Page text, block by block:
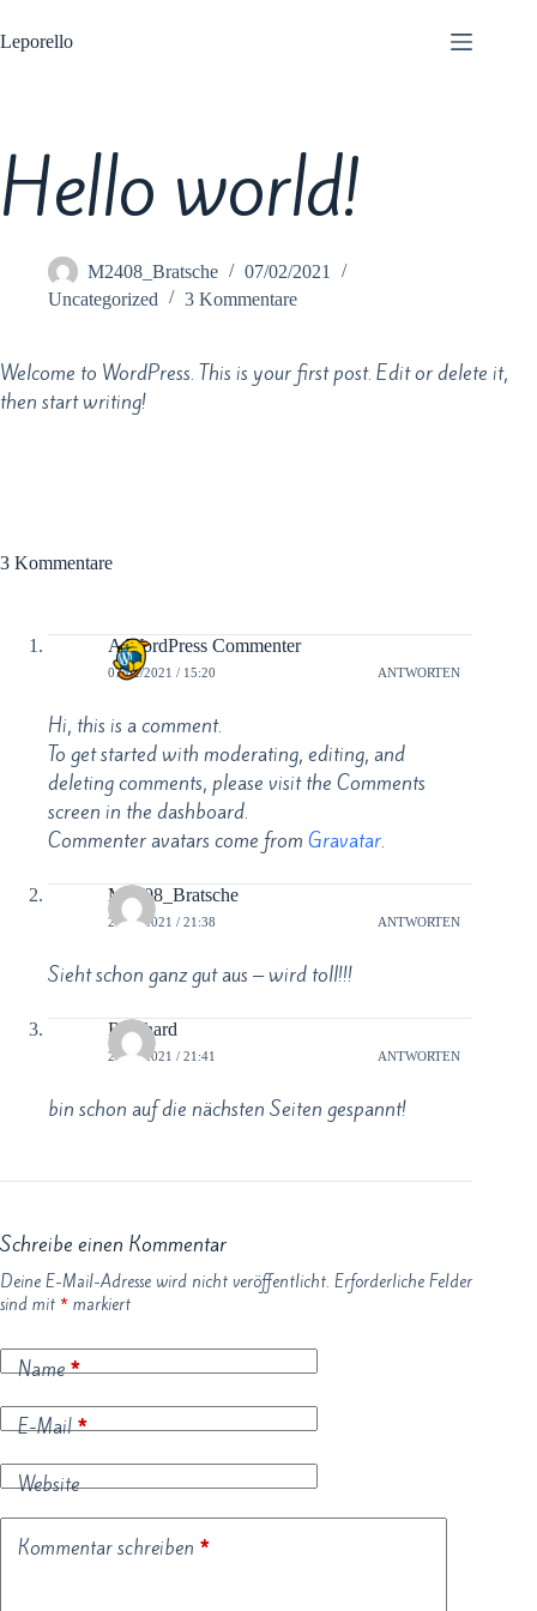
Leporello
Hello world!
M2408_Bratsche
07/02/2021
Uncategorized
3 Kommentare
Welcome to WordPress. This is your first post. Edit or delete it,
then start writing!
3 Kommentare
A WordPress Commenter
07/02/2021 / 15:20 ANTWORTEN
Hi, this is a comment.
To get started with moderating, editing, and
deleting comments, please visit the Comments
screen in the dashboard.
Commenter avatars come from Gravatar.
M2408_Bratsche
22/02/2021 / 21:38 ANTWORTEN
Sieht schon ganz gut aus – wird toll!!!
Reinhard
22/02/2021 / 21:41 ANTWORTEN
bin schon auf die nächsten Seiten gespannt!
Schreibe einen Kommentar
Deine E-Mail-Adresse wird nicht veröffentlicht. Erforderliche Felder
sind mit * markiert
Name*
E-Mail*
Website
Kommentar schreiben *